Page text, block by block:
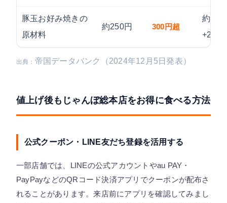
豚玉お好み焼きの
原材料
約250円 300円超
約
+20%
出典： 帝国データバンク（2024年12月5日発表）
値上げ後もじゃんぼ総本店をお得に食べる方法
公式クーポン・LINE友だち登録を活用する
一部店舗では、LINEの公式アカウントやau PAY・
PayPayなどのQRコード決済アプリでクーポンが配布さ
れることがあります。来店前にアプリを確認してみまし